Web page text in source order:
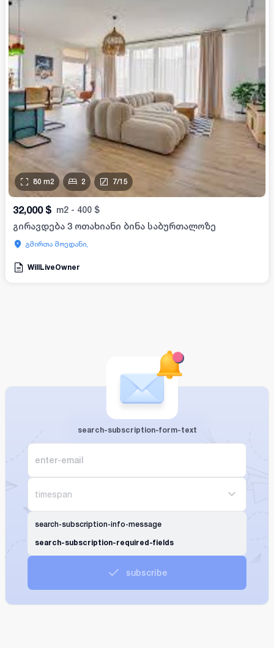
80 m2 2 7/15
32,000 $ m2 - 400 $
გირავდება 3 ოთახიანი ბინა საბურთალოზე
გმირთა მოედანი,
WillLiveOwner
search-subscription-form-text
timespan
search-subscription-info-message
search-subscription-required-fields
subscribe